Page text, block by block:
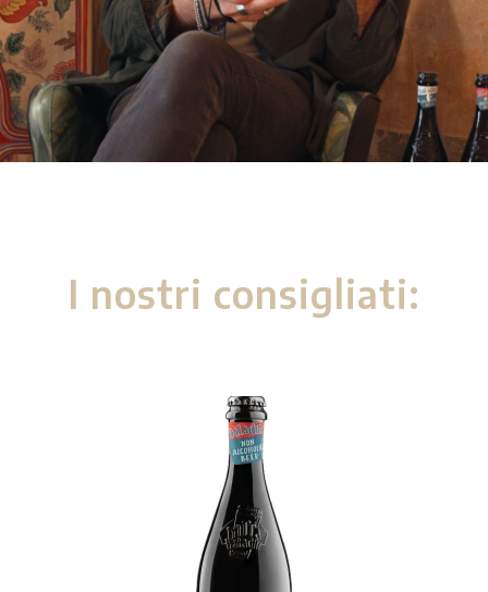
I nostri consigliati: